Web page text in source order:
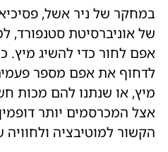
במחקר של ניר אשל,
של אוניברסיטת סטנפורד,
אפם לחור כדי להשיג מיץ.
לדחוף את אפם מספר
מיץ, או שנתנו להם מכות
אצל המכרסמים יותר
הקשור למוטיבציה